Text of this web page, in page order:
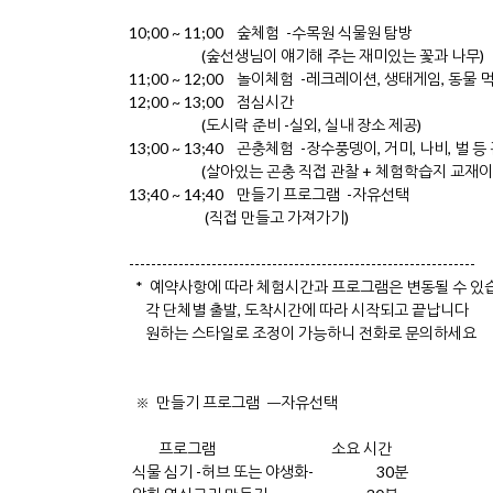
10;00 ~ 11;00 숲체험 -수목원 식물원 탐방
(숲선생님이 얘기해 주는 재미있는 꽃과 나무)
11;00 ~ 12;00 놀이체험 -레크레이션, 생태게임, 동물
12;00 ~ 13;00 점심시간
(도시락 준비 -실외, 실내 장소 제공)
13;00 ~ 13;40 곤충체험 -장수풍뎅이, 거미, 나비, 벌 등
(살아있는 곤충 직접 관찰 + 체험학습지 교재이
13;40 ~ 14;40 만들기 프로그램 -자유선택
(직접 만들고 가져가기)
---------------------------------------------------------------
* 예약사항에 따라 체험시간과 프로그램은 변동될 수 있
각 단체별 출발, 도착시간에 따라 시작되고 끝납니다
원하는 스타일로 조정이 가능하니 전화로 문의하세요
※ 만들기 프로그램 ㅡ자유선택
프로그램 소요 시간
식물 심기 -허브 또는 야생화- 30분